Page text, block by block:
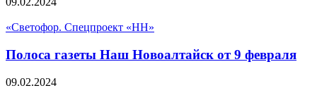
«Светофор. Спецпроект «НН»
Полоса газеты Наш Новоалтайск от 9 февраля
09.02.2024